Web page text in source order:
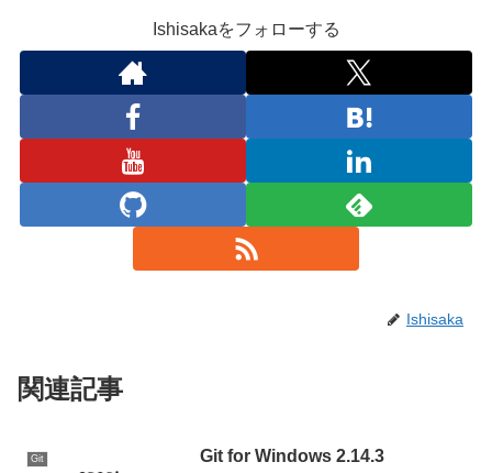
Ishisakaをフォローする
Ishisaka
関連記事
Git Git for Windows 2.14.3